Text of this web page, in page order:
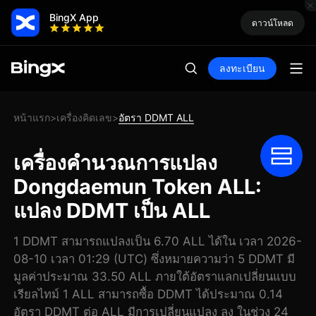
BingX App ดาวน์โหลด
ลงทะเบียน
หน้าแรก>เครื่องคิดเลข>อัตรา DDMT ALL
เครื่องคำนวณการแปลง
Dongdaemun Token ALL:
แปลง DDMT เป็น ALL
1 DDMT สามารถแปลงเป็น 6.70 ALL ได้ใน เวลา 2026-
08-10 เวลา 01:29 (UTC) ซึ่งหมายความว่า 5 DDMT มี
มูลค่าประมาณ 33.50 ALL ภายใต้อัตราแลกเปลี่ยนแบบ
เรียลไทม์ 1 ALL สามารถซื้อ DDMT ได้ประมาณ 0.14
อัตรา DDMT ต่อ ALL มีการเปลี่ยนแปลง ลง ในช่วง 24